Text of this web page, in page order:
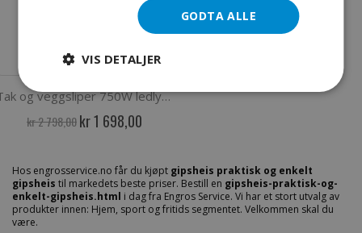
Tak og veggsliper 750W ledlys og støvsuger
kr 2 798,00 Spesialpris
kr 1 698,00
Hos engrosservice.no får du kjøpt gipsheis praktisk og enkelt
gipsheis til markedets beste priser. Bestill en gipsheis-praktisk-og-
enkelt-gipsheis.html i dag fra Engros Service. Vi har et stort utvalg av
produkter innen: Hjem, sport og fritids segmentet. Velkommen skal du
være.
GODTA ALLE
VIS DETALJER